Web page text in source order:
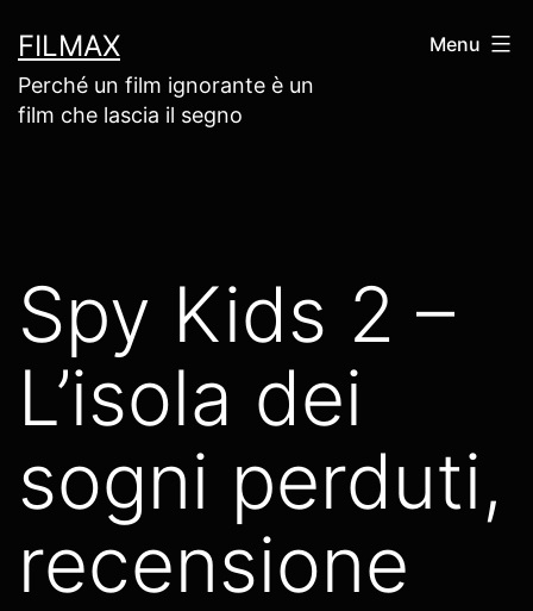
contenuto
FILMAX
Perché un film ignorante è un
film che lascia il segno
Menu
Spy Kids 2 –
L’isola dei
sogni perduti,
recensione